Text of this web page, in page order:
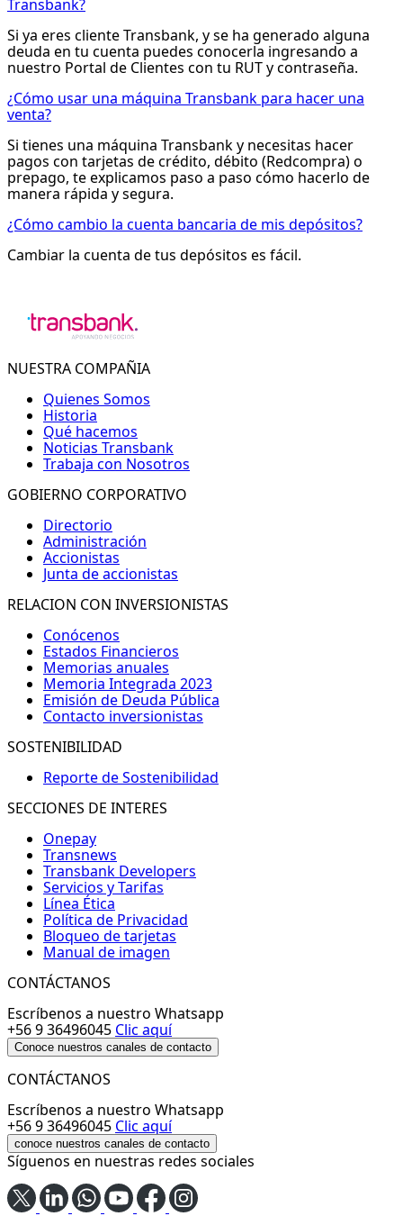
Transbank?
Si ya eres cliente Transbank, y se ha generado alguna
deuda en tu cuenta puedes conocerla ingresando a
nuestro Portal de Clientes con tu RUT y contraseña.
¿Cómo usar una máquina Transbank para hacer una
venta?
Si tienes una máquina Transbank y necesitas hacer
pagos con tarjetas de crédito, débito (Redcompra) o
prepago, te explicamos paso a paso cómo hacerlo de
manera rápida y segura.
¿Cómo cambio la cuenta bancaria de mis depósitos?
Cambiar la cuenta de tus depósitos es fácil.
NUESTRA COMPAÑIA
Quienes Somos
Historia
Qué hacemos
Noticias Transbank
Trabaja con Nosotros
GOBIERNO CORPORATIVO
Directorio
Administración
Accionistas
Junta de accionistas
RELACION CON INVERSIONISTAS
Conócenos
Estados Financieros
Memorias anuales
Memoria Integrada 2023
Emisión de Deuda Pública
Contacto inversionistas
SOSTENIBILIDAD
Reporte de Sostenibilidad
SECCIONES DE INTERES
Onepay
Transnews
Transbank Developers
Servicios y Tarifas
Línea Ética
Política de Privacidad
Bloqueo de tarjetas
Manual de imagen
CONTÁCTANOS
Escríbenos a nuestro Whatsapp
+56 9 36496045 Clic aquí
Conoce nuestros canales de contacto
CONTÁCTANOS
Escríbenos a nuestro Whatsapp
+56 9 36496045 Clic aquí
conoce nuestros canales de contacto
Síguenos en nuestras redes sociales